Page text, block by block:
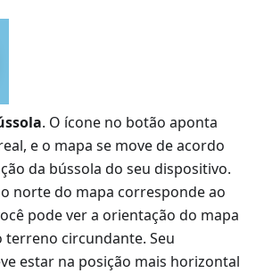
. O ícone no botão aponta
e o mapa se move de acordo
da bússola do seu dispositivo.
norte do mapa corresponde ao
pode ver a orientação do mapa
terreno circundante. Seu
estar na posição mais horizontal